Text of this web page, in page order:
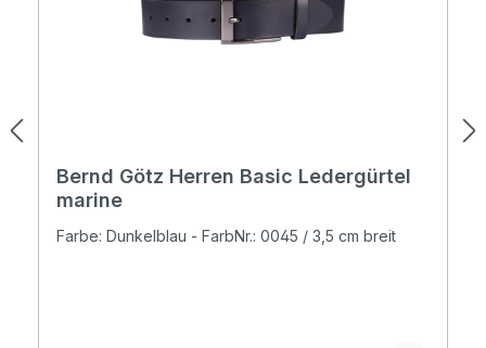
Bernd Götz Herren Basic Ledergürtel
marine
Farbe: Dunkelblau - FarbNr.: 0045 / 3,5 cm breit